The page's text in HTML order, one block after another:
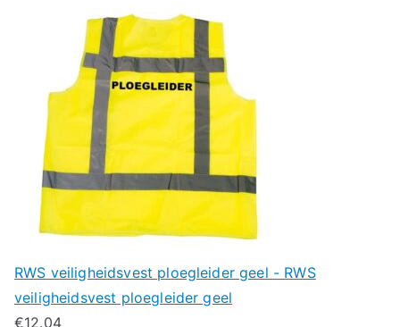
RWS veiligheidsvest ploegleider geel - RWS
veiligheidsvest ploegleider geel
€12.04